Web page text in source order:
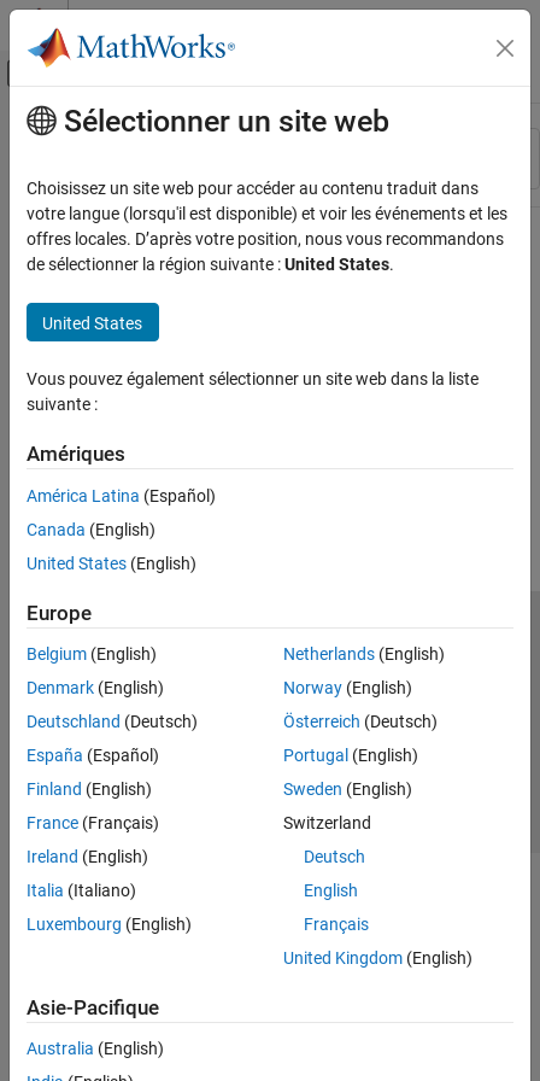
Passer au contenu
Activer/désactiver l'affichage du menu
Ressource
Contenu principal
Sélectionner un site web
Choisissez un site web pour accéder au contenu traduit dans
votre langue (lorsqu'il est disponible) et voir les événements et les
offres locales. D’après votre position, nous vous recommandons
de sélectionner la région suivante :United States.
United States
Vous pouvez également sélectionner un site web dans la liste
suivante :
Amériques
América Latina (Español)
Canada (English)
United States (English)
Europe
Belgium (English)
Denmark (English)
Deutschland (Deutsch)
España (Español)
Finland (English)
France (Français)
Ireland (English)
Italia (Italiano)
Luxembourg (English)
Netherlands(English)
Norway(English)
Österreich (Deutsch)
Portugal (English)
Sweden (English)
Switzerland
Deutsch
English
Français
United Kingdom(English)
Asie-Pacifique
Australia (English)
Lutte anti-piratage
Contacts locaux
© 1994-2026 The MathWorks, Inc.